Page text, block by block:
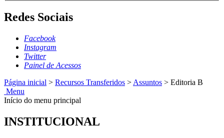
Redes Sociais
Facebook
Instagram
Twitter
Painel de Acessos
Página inicial > Recursos Transferidos > Assuntos > Editoria B
Menu
Início do menu principal
INSTITUCIONAL